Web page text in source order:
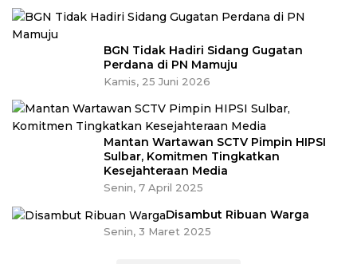
BGN Tidak Hadiri Sidang Gugatan
Perdana di PN Mamuju
Kamis, 25 Juni 2026
Mantan Wartawan SCTV Pimpin HIPSI
Sulbar, Komitmen Tingkatkan
Kesejahteraan Media
Senin, 7 April 2025
Disambut Ribuan Warga
Senin, 3 Maret 2025